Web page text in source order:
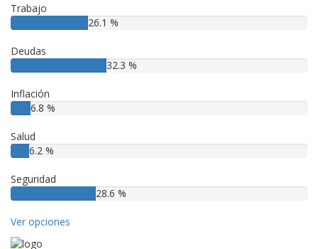
Trabajo
26.1 %
Deudas
32.3 %
Inflación
6.8 %
Salud
6.2 %
Seguridad
28.6 %
Ver opciones